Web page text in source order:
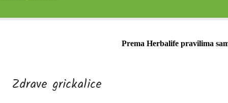
Prema Herbalife pravilima
Zdrave grickalice